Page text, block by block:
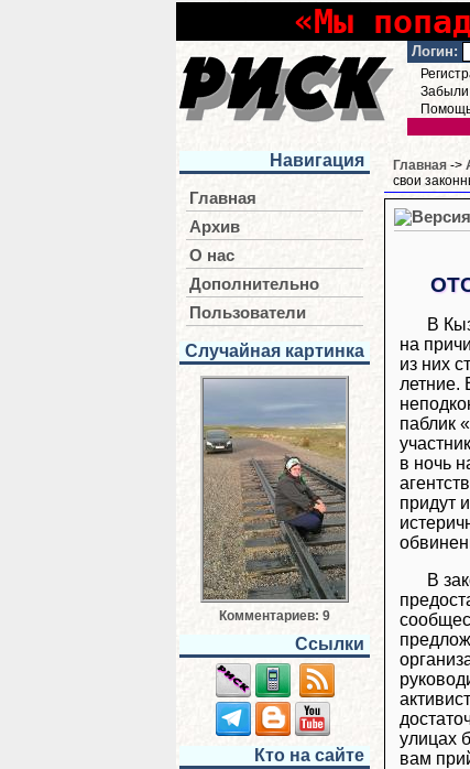
«Мы
Логин:
Навигация
Главная
Архив
О нас
Дополнительно
Пользователи
Случайная картинка
Комментариев: 9
Ссылки
Кто на сайте
Главная ->
свои
В
на
из них
летние.
паблик
в ночь
придут
В
улицах
вам